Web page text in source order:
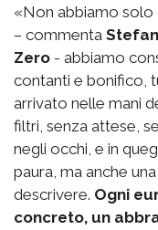
«Non abbiamo solo
– commenta
Zero - abbiamo
contanti e bonifico,
arrivato nelle mani
filtri, senza attese,
negli occhi, e in
paura, ma anche
descrivere. Ogni
concreto, un